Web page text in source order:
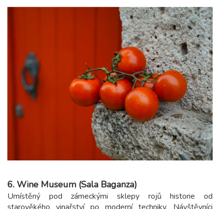
6. Wine Museum (Sala Baganza)
Umístěný pod zámeckými sklepy rojů historie od